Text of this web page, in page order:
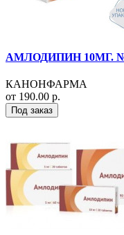
АМЛОДИПИН 10МГ.
КАНОНФАРМА
от 190.00 р.
Под заказ